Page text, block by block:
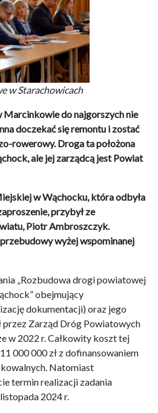
w Starachowicach
Marcinkowie do najgorszych nie
doczekać się remontu i zostać
rowerowy. Droga ta położona
ale jej zarządcą jest Powiat
w Wąchocku, która odbyła
przybył ze
Piotr Ambroszczyk.
wyżej wspominanej
„Rozbudowa drogi powiatowej
obejmujący
dokumentacji) oraz jego
przez Zarząd Dróg Powiatowych
w 2022 r. Całkowity koszt tej
000 000 zł z dofinansowaniem
Natomiast
termin realizacji zadania
2024 r.